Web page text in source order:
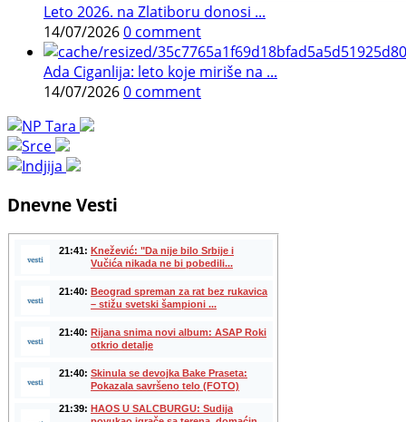
Leto 2026. na Zlatiboru donosi ...
14/07/20260 comment
Ada Ciganlija: leto koje miriše na ...
14/07/20260 comment
Dnevne Vesti